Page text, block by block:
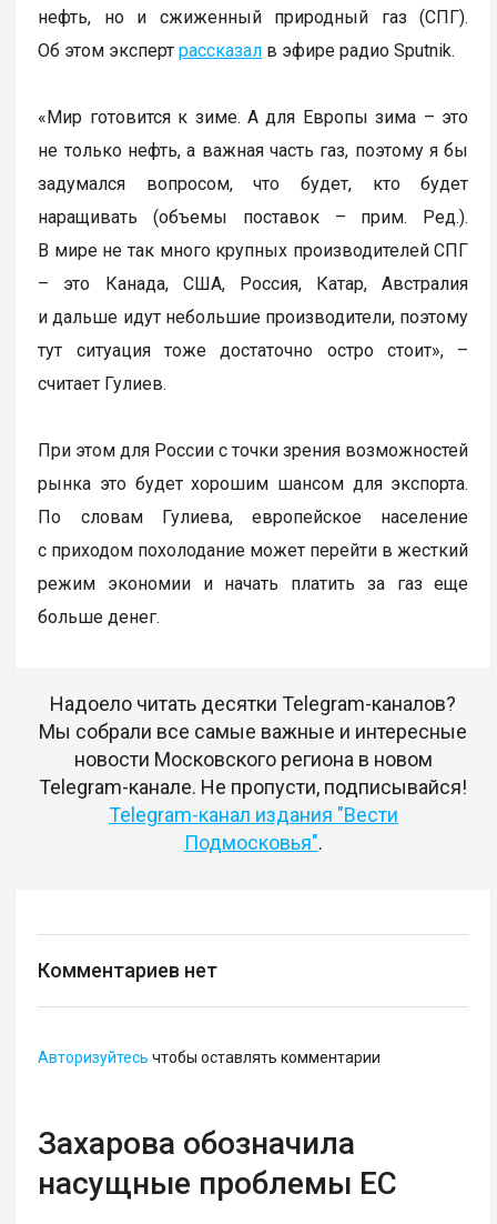
нефть, но и сжиженный природный газ (СПГ).
Об этом экспертрассказал в эфире радио Sputnik.
«Мир готовится к зиме. А для Европы зима – это
не только нефть, а важная часть газ, поэтому я бы
задумался вопросом, что будет, кто будет
наращивать (объемы поставок – прим. Ред.).
В мире не так много крупных производителей СПГ
– это Канада, США, Россия, Катар, Австралия
и дальше идут небольшие производители, поэтому
тут ситуация тоже достаточно остро стоит», –
считает Гулиев.
При этом для России с точки зрения возможностей
рынка это будет хорошим шансом для экспорта.
По словам Гулиева, европейское население
с приходом похолодание может перейти в жесткий
режим экономии и начать платить за газ еще
больше денег.
Надоело читать десятки Telegram-каналов?
Мы собрали все самые важные и интересные
новости Московского региона в новом
Telegram-канале. Не пропусти, подписывайся!
Telegram-канал издания "Вести
Подмосковья".
Комментариев нет
Авторизуйтесь чтобы оставлять комментарии
Захарова обозначила
насущные проблемы ЕС